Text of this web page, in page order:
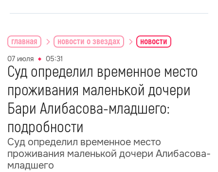
главная новости о звездах новости
07 июля 05:31
Суд определил временное место
проживания маленькой дочери
Бари Алибасова-младшего:
подробности
Суд определил временное место
проживания маленькой дочери Алибасова-
младшего